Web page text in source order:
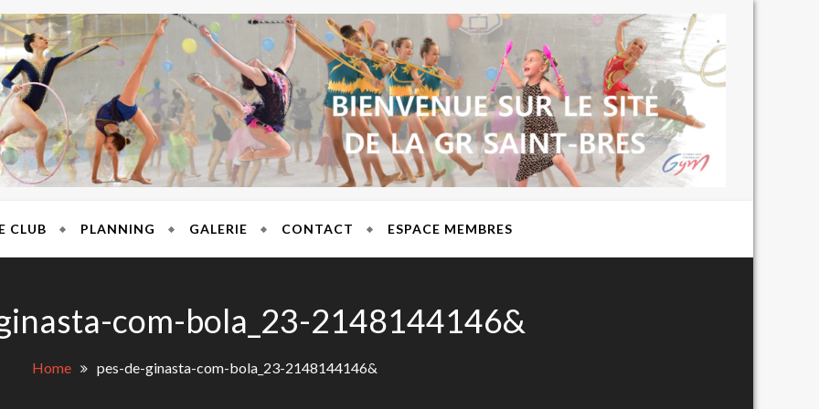
BRES
CLUB PLANNING GALERIE CONTACT ESPACE MEMBRES
com-bola_23-2148144146&
Home pes-de-ginasta-com-bola_23-2148144146&